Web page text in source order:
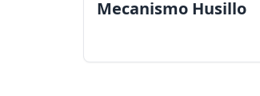
Mecanismo Husillo